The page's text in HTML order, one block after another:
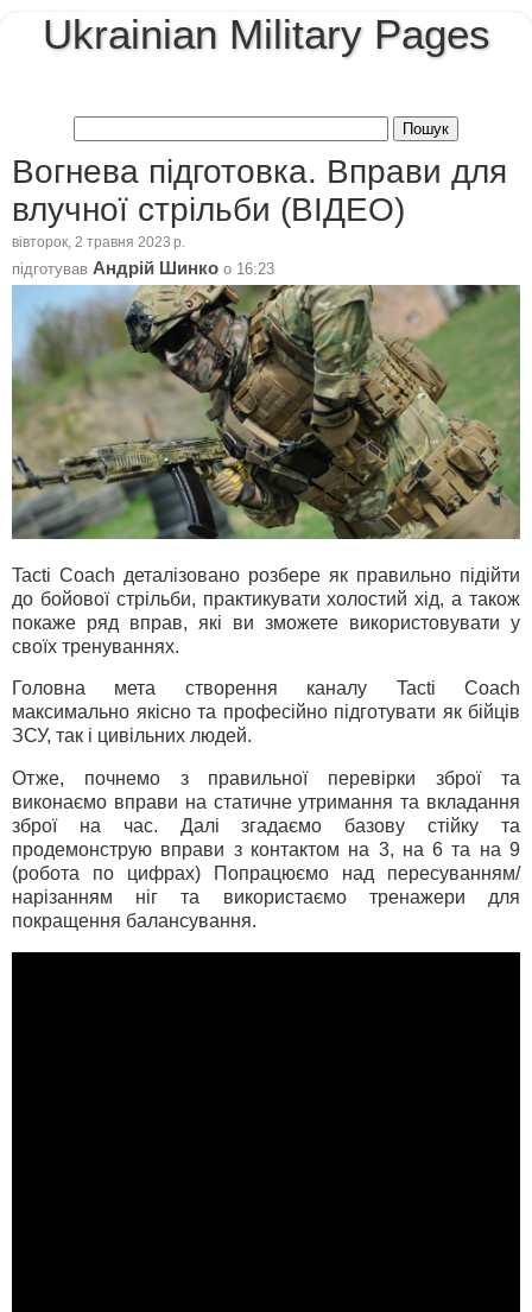
Ukrainian Military Pages
Вогнева підготовка. Вправи для
влучної стрільби (ВІДЕО)
вівторок, 2 травня 2023 р.
підготував Андрій Шинко о 16:23
Tacti Coach деталізовано розбере як правильно підійти
до бойової стрільби, практикувати холостий хід, а також
покаже ряд вправ, які ви зможете використовувати у
своїх тренуваннях.
Головна мета створення каналу Tacti Coach
максимально якісно та професійно підготувати як бійців
ЗСУ, так і цивільних людей.
Отже, почнемо з правильної перевірки зброї та
виконаємо вправи на статичне утримання та вкладання
зброї на час. Далі згадаємо базову стійку та
продемонструю вправи з контактом на 3, на 6 та на 9
(робота по цифрах) Попрацюємо над пересуванням/
нарізанням ніг та використаємо тренажери для
покращення балансування.